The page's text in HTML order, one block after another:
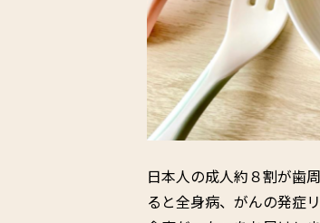
日本人の成人約８割が歯
ると全身病、がんの発症